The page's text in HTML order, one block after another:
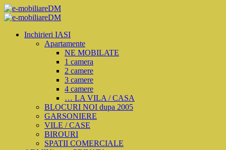
Inchirieri IASI
Apartamente
NE MOBILATE
1 camera
2 camere
3 camere
4 camere
… LA VILA / CASA
BLOCURI NOI dupa 2005
GARSONIERE
VILE / CASE
BIROURI
SPATII COMERCIALE